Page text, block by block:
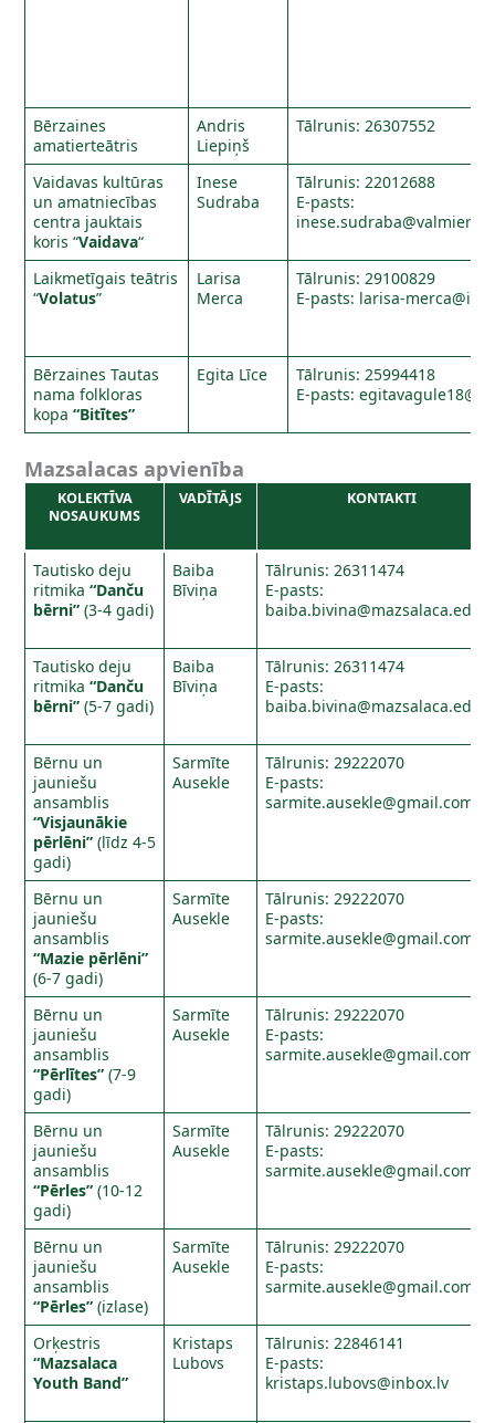
Bērzaines
amatierteātris
Andris
Liepiņš
Tālrunis: 26307552
Vaidavas kultūras
un amatniecības
centra jauktais
koris “Vaidava“
Inese
Sudraba
Tālrunis: 22012688
E-pasts:
Laikmetīgais teātris
“Volatus”
Larisa
Merca
Tālrunis: 29100829
E-pasts: larisa-
Bērzaines Tautas
nama folkloras
kopa“Bitītes”
Egita Līce
Tālrunis: 25994418
E-pasts:
Mazsalacas apvienība
KOLEKTĪVA
NOSAUKUMS
VADĪTĀJS KONTAKTI
Tautisko deju
ritmika“Danču
bērni” (3-4 gadi)
Baiba
Bīviņa
Tālrunis: 26311474
E-pasts:
Tautisko deju
ritmika“Danču
bērni” (5-7 gadi)
Baiba
Bīviņa
Tālrunis: 26311474
E-pasts:
Bērnu un
jauniešu
ansamblis
“Visjaunākie
pērlēni” (līdz 4-5
gadi)
Sarmīte
Ausekle
Tālrunis: 29222070
E-pasts:
sarmite.ausekle@gmail.com
Bērnu un
jauniešu
ansamblis
“Mazie pērlēni”
(6-7 gadi)
Sarmīte
Ausekle
Tālrunis: 29222070
E-pasts:
sarmite.ausekle@gmail.com
Bērnu un
jauniešu
ansamblis
“Pērlītes” (7-9
gadi)
Sarmīte
Ausekle
Tālrunis: 29222070
E-pasts:
sarmite.ausekle@gmail.com
Bērnu un
jauniešu
ansamblis
“Pērles” (10-12
gadi)
Sarmīte
Ausekle
Tālrunis: 29222070
E-pasts:
sarmite.ausekle@gmail.com
Bērnu un
jauniešu
ansamblis
“Pērles” (izlase)
Sarmīte
Ausekle
Tālrunis: 29222070
E-pasts:
sarmite.ausekle@gmail.com
Orķestris
“Mazsalaca
Youth Band”
Kristaps
Lubovs
Tālrunis: 22846141
E-pasts:
kristaps.lubovs@inbox.lv